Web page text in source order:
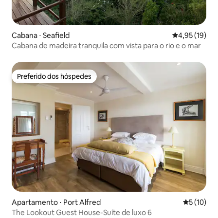
Cabana ⋅ Seafield 4,95 de uma
4,95 (19)
Cabana de madeira tranquila com vista para o rio e o mar
Preferido dos hóspedes
Preferido dos hóspedes
Apartamento ⋅ Port Alfred 5 de uma
5 (10)
The Lookout Guest House-Suíte de luxo 6